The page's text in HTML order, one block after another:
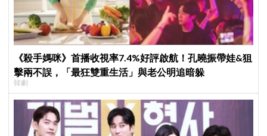
《殺手媽咪》首播收視率7.4%好評啟航！孔曉振帶娃&狙
擊兩不誤，「最狂雙重生活」與老公明追暗躲
韓劇